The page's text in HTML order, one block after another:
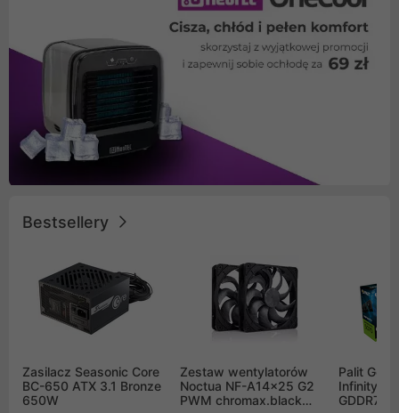
Bestsellery
Zasilacz Seasonic Core
BC-650 ATX 3.1 Bronze
650W
Zestaw wentylatorów
Noctua NF-A14x25 G2
PWM chromax.black
Palit
Infinity 3
GDDR7